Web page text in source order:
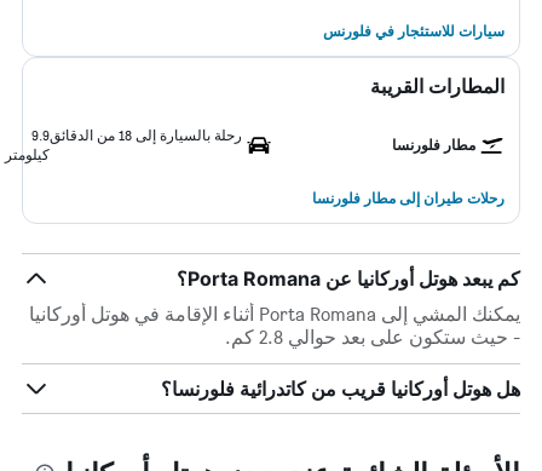
سيارات للاستئجار في فلورنس
المطارات القريبة
مطار فلورنسا
رحلة بالسيارة إلى 18 من الدقائق
9.9
كيلومتر
رحلات طيران إلى مطار فلورنسا
كم يبعد هوتل أوركانيا عن Porta Romana؟
يمكنك المشي إلى Porta Romana أثناء الإقامة في هوتل أوركانيا
- حيث ستكون على بعد حوالي 2.8 كم.
هل هوتل أوركانيا قريب من كاتدرائية فلورنسا؟